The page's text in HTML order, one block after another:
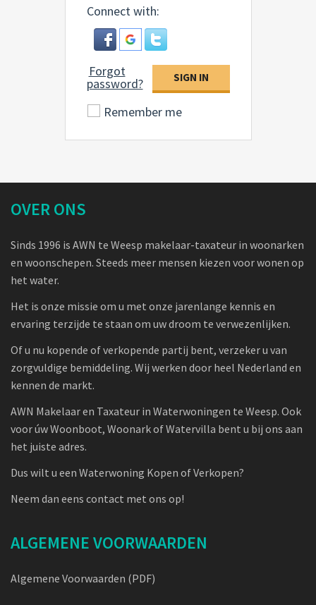
Connect with:
Forgot
password? SIGN IN
Remember me
OVER ONS
Sinds 1996 is AWN te Weesp makelaar-taxateur in woonarken
en woonschepen. Steeds meer mensen kiezen voor wonen op
het water.
Het is onze missie om u met onze jarenlange kennis en
ervaring terzijde te staan om uw droom te verwezenlijken.
Of u nu kopende of verkopende partij bent, verzeker u van
zorgvuldige bemiddeling. Wij werken door heel Nederland en
kennen de markt.
AWN Makelaar en Taxateur in Waterwoningen te Weesp. Ook
voor úw Woonboot, Woonark of Watervilla bent u bij ons aan
het juiste adres.
Dus wilt u een Waterwoning Kopen of Verkopen?
Neem dan eens contact met ons op!
ALGEMENE VOORWAARDEN
Algemene Voorwaarden (PDF)